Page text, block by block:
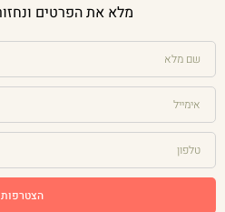
מלא את הפרטים
הצטרפות